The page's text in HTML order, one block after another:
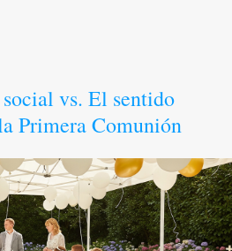
vs. El sentido
Primera Comunión